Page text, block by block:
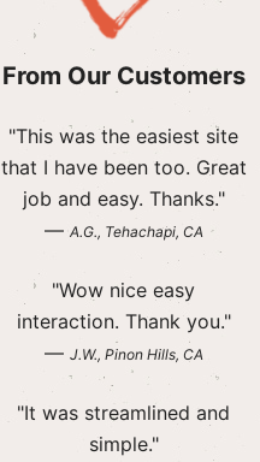
From Our Customers
"This was the easiest site
that I have been too. Great
job and easy. Thanks."
— A.G., Tehachapi, CA
"Wow nice easy
interaction. Thank you."
— J.W., Pinon Hills, CA
"It was streamlined and
simple."